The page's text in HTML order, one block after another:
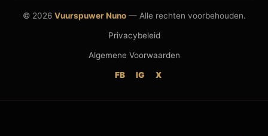
© 2026 Vuurspuwer Nuno— Alle rechten voorbehouden.
Privacybeleid
Algemene Voorwaarden
FB IG X